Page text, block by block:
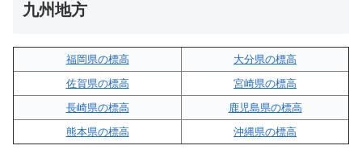
九州地方
福岡県の標高
大分県の標高
佐賀県の標高
宮崎県の標高
長崎県の標高
鹿児島県の標高
熊本県の標高
沖縄県の標高